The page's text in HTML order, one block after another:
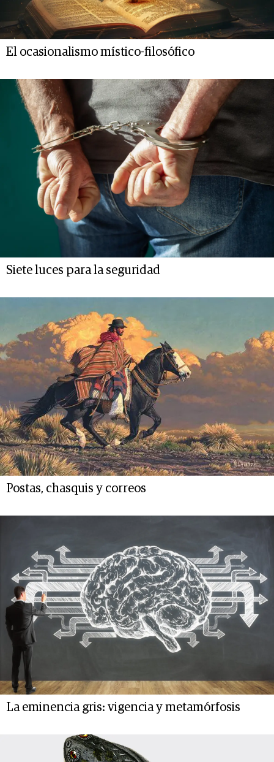
El ocasionalismo místico-filosófico
Siete luces para la seguridad
Postas, chasquis y correos
La eminencia gris: vigencia y metamórfosis